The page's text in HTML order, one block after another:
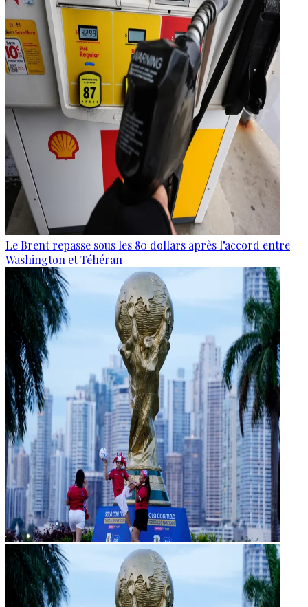
Le Brent repasse sous les 80 dollars après l’accord entre
Washington et Téhéran